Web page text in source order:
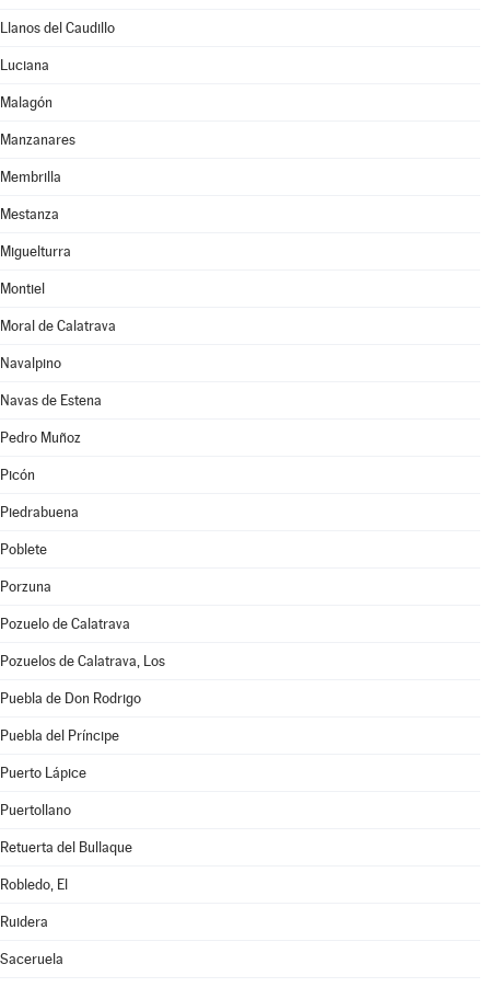
Llanos del Caudillo
Luciana
Malagón
Manzanares
Membrilla
Mestanza
Miguelturra
Montiel
Moral de Calatrava
Navalpino
Navas de Estena
Pedro Muñoz
Picón
Piedrabuena
Poblete
Porzuna
Pozuelo de Calatrava
Pozuelos de Calatrava, Los
Puebla de Don Rodrigo
Puebla del Príncipe
Puerto Lápice
Puertollano
Retuerta del Bullaque
Robledo, El
Ruidera
Saceruela